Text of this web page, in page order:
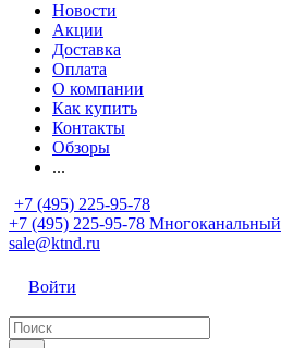
Новости
Акции
Доставка
Оплата
О компании
Как купить
Контакты
Обзоры
...
+7 (495) 225-95-78
+7 (495) 225-95-78 Многоканальный
sale@ktnd.ru
Войти